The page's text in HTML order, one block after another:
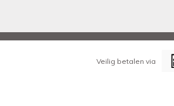
Veilig betalen via